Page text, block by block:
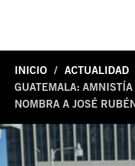
INICIO
ACTUALIDAD
GUATEMALA:
NOMBRA A JOSÉ